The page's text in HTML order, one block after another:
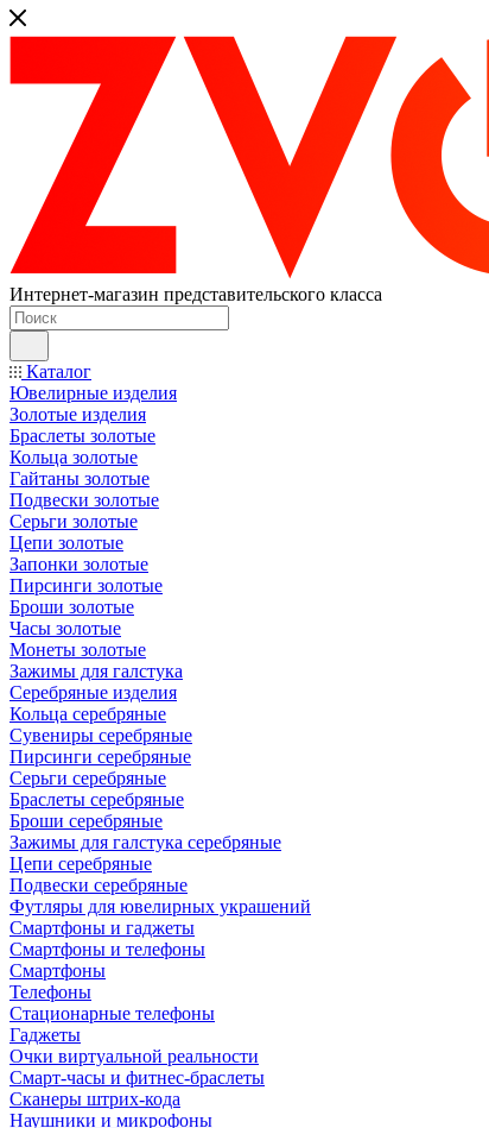
Интернет-магазин представительского класса
Каталог
Ювелирные изделия
Золотые изделия
Браслеты золотые
Кольца золотые
Гайтаны золотые
Подвески золотые
Серьги золотые
Цепи золотые
Запонки золотые
Пирсинги золотые
Броши золотые
Часы золотые
Монеты золотые
Зажимы для галстука
Серебряные изделия
Кольца серебряные
Сувениры серебряные
Пирсинги серебряные
Серьги серебряные
Браслеты серебряные
Броши серебряные
Зажимы для галстука серебряные
Цепи серебряные
Подвески серебряные
Футляры для ювелирных украшений
Смартфоны и гаджеты
Смартфоны и телефоны
Смартфоны
Телефоны
Стационарные телефоны
Гаджеты
Очки виртуальной реальности
Смарт-часы и фитнес-браслеты
Сканеры штрих-кода
Наушники и микрофоны